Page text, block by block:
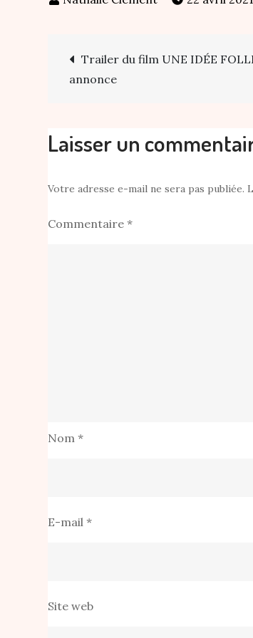
Navigation
l’article
Trailer du film UNE IDÉE
annonce
Laisser un
Votre adresse e-mail ne sera pas publiée.
Commentaire*
Nom*
E-mail*
Site web